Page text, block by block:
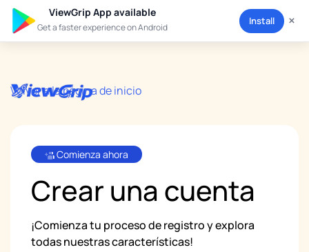
ViewGrip App available
Get a faster experience on Android
Install ×
Volver a la página de inicio
Comienza ahora
Crear una cuenta
¡Comienza tu proceso de registro y explora
todas nuestras características!